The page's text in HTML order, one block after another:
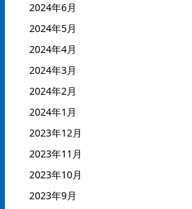
2024年6月
2024年5月
2024年4月
2024年3月
2024年2月
2024年1月
2023年12月
2023年11月
2023年10月
2023年9月